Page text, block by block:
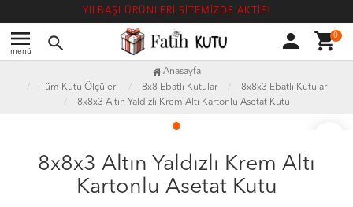
YILBAŞI ÜRÜNLERİ SİTEMİZDE AKTİF!
menu
menü search person shopping_cart0
Anasayfa
Tüm Kutu Ölçüleri
8x8 Ebatlı Kutular
8x8x3 Ebatlı Kutular
8x8x3 Altın Yaldızlı Krem Altı Kartonlu Asetat Kutu
8x8x3 Altın Yaldızlı Krem Altı
Kartonlu Asetat Kutu